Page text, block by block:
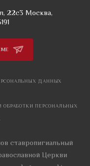
22с3 Москва,
ДАННЫХ
ПЕРСОНАЛЬНЫХ
ставропигиальный
Церкви